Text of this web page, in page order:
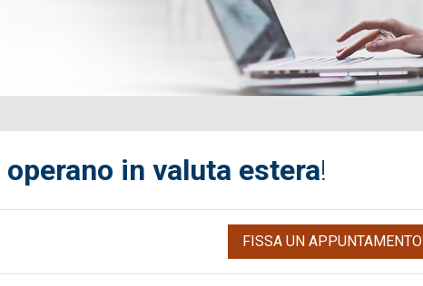
operano in valuta estera!
FISSA UN APPUNTAMENTO